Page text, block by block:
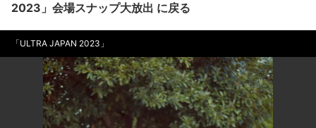
2023」会場スナップ大放出 に戻る
「ULTRA JAPAN 2023」